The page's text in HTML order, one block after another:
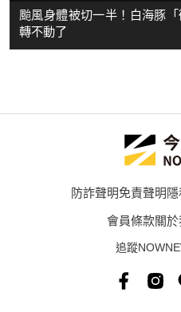
颱風身體被切一半！白海豚
轉不動了
防詐聲明免責聲明
會員條款關
追蹤